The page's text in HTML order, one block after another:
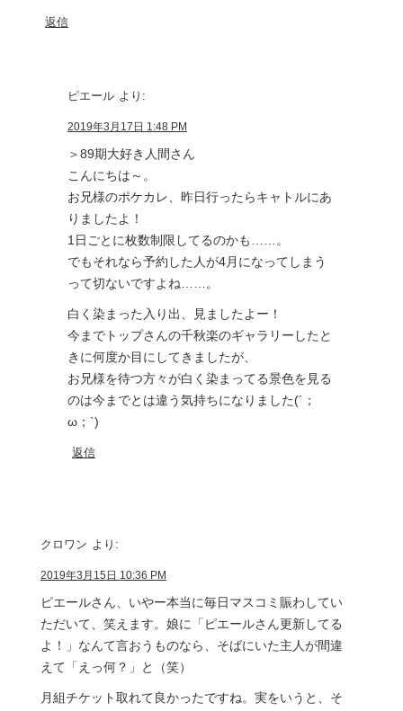
返信
ピエール より:
2019年3月17日 1:48 PM
＞89期大好き人間さん
こんにちは～。
お兄様のポケカレ、昨日行ったらキャトルにあ
りましたよ！
1日ごとに枚数制限してるのかも……。
でもそれなら予約した人が4月になってしまう
って切ないですよね……。
白く染まった入り出、見ましたよー！
今までトップさんの千秋楽のギャラリーしたと
きに何度か目にしてきましたが、
お兄様を待つ方々が白く染まってる景色を見る
のは今までとは違う気持ちになりました(´；
ω；`)
返信
クロワン より:
2019年3月15日 10:36 PM
ピエールさん、いやー本当に毎日マスコミ賑わしてい
ただいて、笑えます。娘に「ピエールさん更新してる
よ！」なんて言おうものなら、そばにいた主人が間違
えて「えっ何？」と（笑）
月組チケット取れて良かったですね。実をいうと、そ